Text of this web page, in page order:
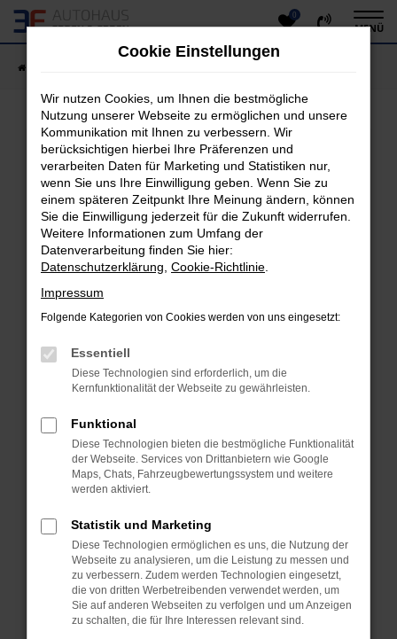
Zum
Hauptinhalt
0
MENÜ
Fehler: Network Error
Beim Laden ist ein Fehler aufgetreten.
Hier sind ein paar Tipps, die dir helfen können:
Überprüfe deine Firewall und deine
Internetverbindung.
Laden andere Webseiten, zum Beispiel deine
Suchmaschine?
Prüfe deine Browsererweiterungen.
das Laden bestimmter Seiten verhindern.
Funktioniert die Seite in einem anderen Browser
oder in einem privaten Fenster?
Das kann manchmal helfen, vorübergehende
Probleme zu beheben.
Stelle sicher, dass dein Browser und dein
Betriebssystem auf dem neuesten Stand sind.
Sicherheitsrisiko, sondern kann auch dazu führen,
dass bestimmte Funktionen nicht mehr
unterstützt werden.
Wende dich an den Webseitenbetreiber.
Wenn du alle oben genannten Schritte versucht
hast, kontaktiere uns bitte. Wir werden versuchen,
Cookie Einstellungen
Wir nutzen Cookies, um Ihnen die bestmögliche
Nutzung unserer Webseite zu ermöglichen und unsere
Kommunikation mit Ihnen zu verbessern. Wir
berücksichtigen hierbei Ihre Präferenzen und
verarbeiten Daten für Marketing und Statistiken nur,
wenn Sie uns Ihre Einwilligung geben. Wenn Sie zu
einem späteren Zeitpunkt Ihre Meinung ändern, können
Sie die Einwilligung jederzeit für die Zukunft widerrufen.
Weitere Informationen zum Umfang der
Datenverarbeitung finden Sie hier:
Datenschutzerklärung Cookie-Richtlinie
Impressum
Folgende Kategorien von Cookies werden von uns eingesetzt:
Essentiell
Diese Technologien sind erforderlich, um die
Kernfunktionalität der Webseite zu gewährleisten.
Funktional
Diese Technologien bieten die bestmögliche Funktionalität
der Webseite. Services von Drittanbietern wie Google
Maps, Chats, Fahrzeugbewertungssystem und weitere
werden aktiviert.
Statistik und Marketing
Diese Technologien ermöglichen es uns, die Nutzung der
Webseite zu analysieren, um die Leistung zu messen und
zu verbessern. Zudem werden Technologien eingesetzt,
die von dritten Werbetreibenden verwendet werden, um
Sie auf anderen Webseiten zu verfolgen und um Anzeigen
zu schalten, die für Ihre Interessen relevant sind.